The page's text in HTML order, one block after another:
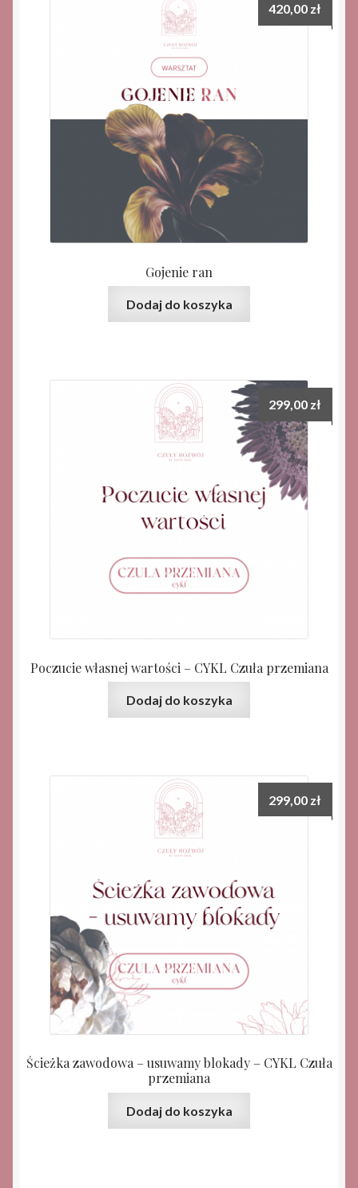
Gojenie ran
420,00 zł
Dodaj do koszyka
Poczucie własnej wartości – CYKL Czuła przemiana
299,00 zł
Dodaj do koszyka
Ścieżka zawodowa – usuwamy blokady – CYKL Czuła
przemiana
299,00 zł
Dodaj do koszyka